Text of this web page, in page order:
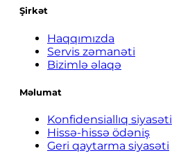
Şirkət
Haqqımızda
Servis zəmanəti
Bizimlə əlaqə
Məlumat
Konfidensiallıq siyasəti
Hissə-hissə ödəniş
Geri qaytarma siyasəti